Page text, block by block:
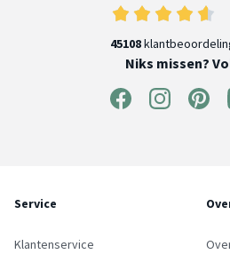
45108
Niks missen?
Service
Klantenservice